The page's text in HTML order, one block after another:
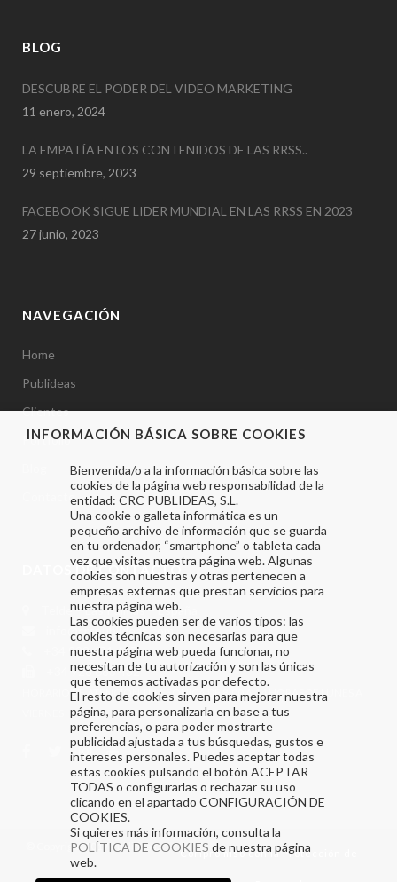
BLOG
DESCUBRE EL PODER DEL VIDEO MARKETING
11 enero, 2024
LA EMPATÍA EN LOS CONTENIDOS DE LAS RRSS..
29 septiembre, 2023
FACEBOOK SIGUE LIDER MUNDIAL EN LAS RRSS EN 2023
27 junio, 2023
NAVEGACIÓN
Home
Publideas
Clientes
Portfolio
Contacto
DATOS DE CONTACTO
Telde – Las Palmas – España
info@crcpublideas.com
+34 928 681 617
+34 928 683 432
HORARIO DE ATENCIÓN TELEFONICA DE 8:00 A 14 HORAS DE LUNES A
© Copyright 2017 Publideas.
Compromiso con la Protección de
INFORMACIÓN BÁSICA SOBRE COOKIES
Bienvenida/o a la información básica sobre las
cookies de la página web responsabilidad de la
entidad: CRC PUBLIDEAS, S.L.
Una cookie o galleta informática es un
pequeño archivo de información que se guarda
en tu ordenador, “smartphone” o tableta cada
vez que visitas nuestra página web. Algunas
cookies son nuestras y otras pertenecen a
empresas externas que prestan servicios para
nuestra página web.
Las cookies pueden ser de varios tipos: las
cookies técnicas son necesarias para que
nuestra página web pueda funcionar, no
necesitan de tu autorización y son las únicas
que tenemos activadas por defecto.
El resto de cookies sirven para mejorar nuestra
página, para personalizarla en base a tus
preferencias, o para poder mostrarte
publicidad ajustada a tus búsquedas, gustos e
intereses personales. Puedes aceptar todas
estas cookies pulsando el botón ACEPTAR
TODAS o configurarlas o rechazar su uso
clicando en el apartado CONFIGURACIÓN DE
COOKIES.
Si quieres más información, consulta la
POLÍTICA DE COOKIES de nuestra página
web.